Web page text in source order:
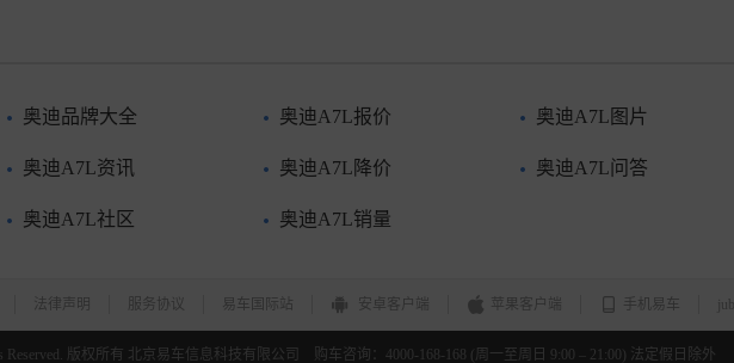
奥迪品牌大全 奥迪A7L报价 奥迪A7L图片
奥迪A7L资讯 奥迪A7L降价 奥迪A7L问答
奥迪A7L社区 奥迪A7L销量
法律声明 服务协议 易车国际站 安卓客户端 苹果客户端 手机易车
Reserved. 版权所有 北京易车信息科技有限公司 购车咨询：4000-168-168 (周一至周日 9:00 – 21:00) 法定假日除外